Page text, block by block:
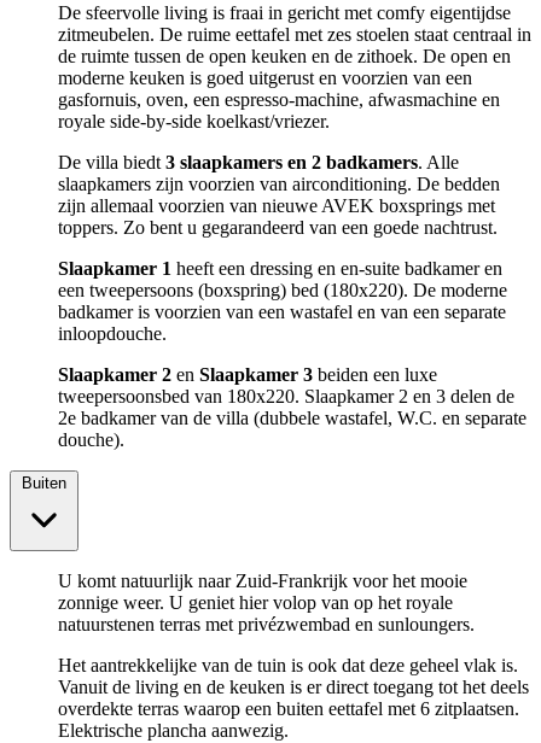
De sfeervolle living is fraai in gericht met comfy eigentijdse
zitmeubelen. De ruime eettafel met zes stoelen staat centraal in
de ruimte tussen de open keuken en de zithoek. De open en
moderne keuken is goed uitgerust en voorzien van een
gasfornuis, oven, een espresso-machine, afwasmachine en
royale side-by-side koelkast/vriezer.
De villa biedt 3 slaapkamers en 2 badkamers. Alle
slaapkamers zijn voorzien van airconditioning. De bedden
zijn allemaal voorzien van nieuwe AVEK boxsprings met
toppers. Zo bent u gegarandeerd van een goede nachtrust.
Slaapkamer 1 heeft een dressing en en-suite badkamer en
een tweepersoons (boxspring) bed (180x220). De moderne
badkamer is voorzien van een wastafel en van een separate
inloopdouche.
Slaapkamer 2 en Slaapkamer 3 beiden een luxe
tweepersoonsbed van 180x220. Slaapkamer 2 en 3 delen de
2e badkamer van de villa (dubbele wastafel, W.C. en separate
douche).
U komt natuurlijk naar Zuid-Frankrijk voor het mooie
zonnige weer. U geniet hier volop van op het royale
natuurstenen terras met privézwembad en sunloungers.
Het aantrekkelijke van de tuin is ook dat deze geheel vlak is.
Vanuit de living en de keuken is er direct toegang tot het deels
overdekte terras waarop een buiten eettafel met 6 zitplaatsen.
Elektrische plancha aanwezig.